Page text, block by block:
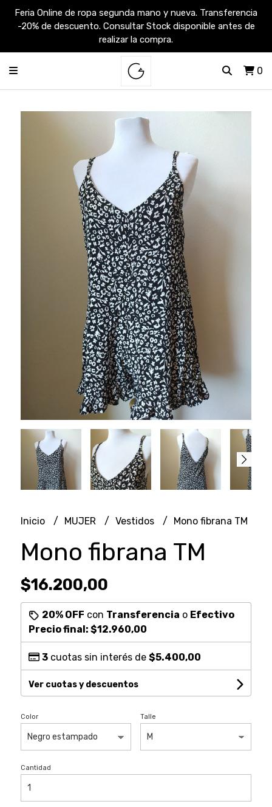
Feria Online de ropa segunda mano y nueva. Transferencia
-20% de descuento. Consultar Stock disponible antes de
realizar la compra.
0
Inicio MUJER Vestidos Mono fibrana TM
Mono fibrana TM
$16.200,00
20% OFF con Transferencia o Efectivo
Precio final: $12.960,00
3cuotas sin interés de $5.400,00
Ver cuotas y descuentos
Color Talle
Cantidad